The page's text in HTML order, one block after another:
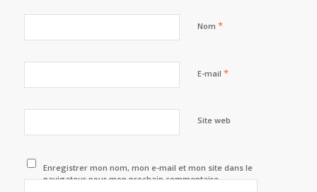
Nom *
E-mail *
Site web
Enregistrer mon nom, mon e-mail et mon site dans le
navigateur pour mon prochain commentaire.